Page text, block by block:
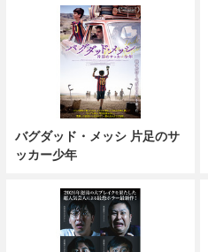
バグダッド・メッシ 片足のサ
ッカー少年